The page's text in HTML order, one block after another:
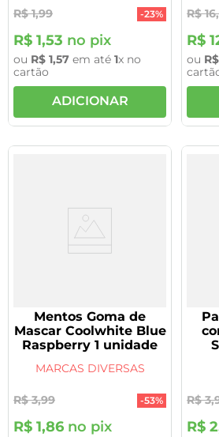
R$ 1,99 -23%
R$ 1,53 no pix
ou R$ 1,57 em até 1x no
cartão
ADICIONAR
R$ 16,
R$
ou R$
Mentos Goma de
Mascar Coolwhite Blue
Raspberry 1 unidade
MARCAS DIVERSAS
R$ 3,99 -53%
R$ 1,86 no pix
R$ 3,
R$ 2